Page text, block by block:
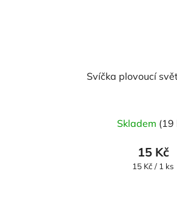
Svíčka plovoucí
je
Skladem (19
15 Kč
Měrná
15 Kč / 1 ks